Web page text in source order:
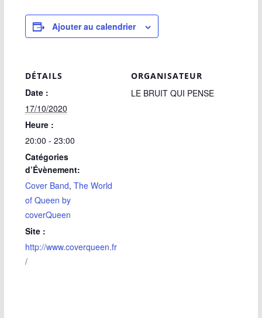
Ajouter au calendrier
DÉTAILS
Date :
17/10/2020
Heure :
20:00 - 23:00
Catégories
d’Évènement:
Cover Band, The World
of Queen by
coverQueen
Site :
http://www.coverqueen.fr
/
ORGANISATEUR
LE BRUIT QUI PENSE